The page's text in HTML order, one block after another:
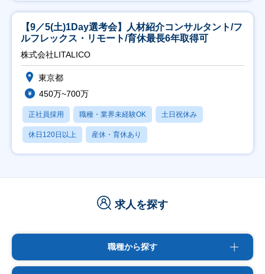
【9／5(土)1Day選考会】人材紹介コンサルタント/フ
ルフレックス・リモート/育休最長6年取得可
株式会社LITALICO
東京都
450万~700万
正社員採用 職種・業界未経験OK 土日祝休み
休日120日以上 産休・育休あり
求人を探す
職種から探す